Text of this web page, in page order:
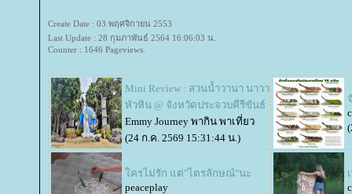
Create Date : 03 พฤศจิกายน 2553
Last Update : 28 กุมภาพันธ์ 2564 16:06:03 น.
Counter : 1646 Pageviews.
Mini Review : สวนน้ำวานา นาวา
หัวหิน @ จังหวัดประจวบคีรีขันธ์
Emmy Journey พากิน พาเที่ยว
(24 ก.ค. 2569 15:31:44 น.)
ครไม่รัก แต่"ไตรลักษณ์"นะ
peaceplay